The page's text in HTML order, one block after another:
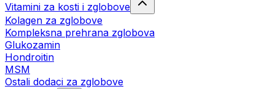
Vitamini za kosti i zglobove
Kolagen za zglobove
Kompleksna prehrana zglobova
Glukozamin
Hondroitin
MSM
Ostali dodaci za zglobove